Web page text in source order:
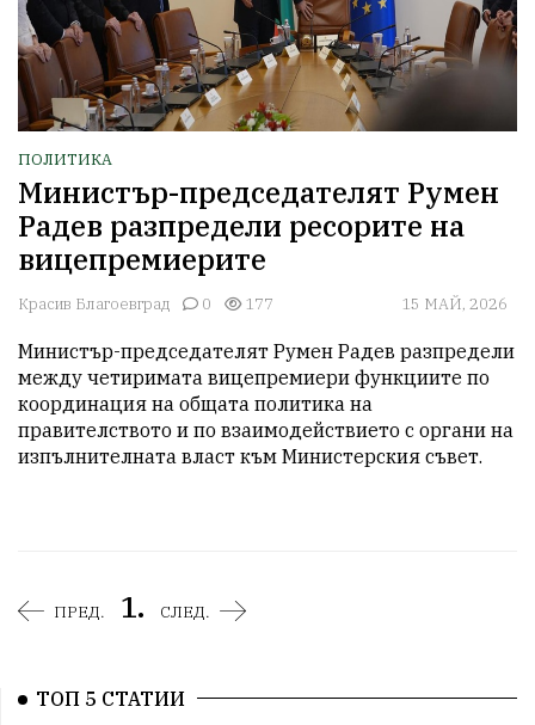
ПОЛИТИКА
Министър-председателят Румен
Радев разпредели ресорите на
вицепремиерите
Красив Благоевград 0 177 15 МАЙ, 2026
Министър-председателят Румен Радев разпредели
между четиримата вицепремиери функциите по
координация на общата политика на
правителството и по взаимодействието с органи на
изпълнителната власт към Министерския съвет.
ПРЕД. 1. СЛЕД.
ТОП 5 СТАТИИ